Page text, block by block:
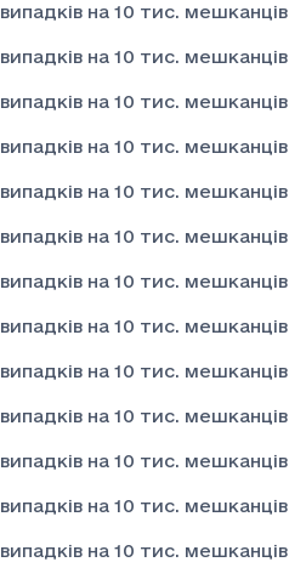
випадків на 10 тис. мешканців
випадків на 10 тис. мешканців
випадків на 10 тис. мешканців
випадків на 10 тис. мешканців
випадків на 10 тис. мешканців
випадків на 10 тис. мешканців
випадків на 10 тис. мешканців
випадків на 10 тис. мешканців
випадків на 10 тис. мешканців
випадків на 10 тис. мешканців
випадків на 10 тис. мешканців
випадків на 10 тис. мешканців
випадків на 10 тис. мешканців